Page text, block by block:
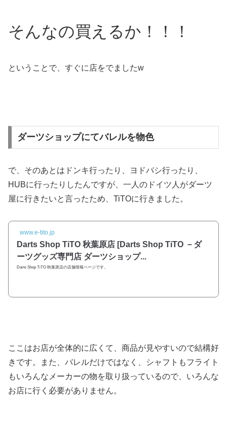
そんなの買えるか！！！
ということで、すぐに店をでましたw
ダーツショップにてバレルを物色
で、そのあとはドンキ行ったり、ヨドバシ行ったり、
HUBに行ったりしたんですが、一人のドイツ人がダーツ
屋に行きたいと言ったため、TiTOに行きました。
www.e-tito.jp
Darts Shop TiTO 秋葉原店 [Darts Shop TiTO －ダ
ーツグッズ専門店 ダーツショップ...
Darts Shop TiTO 秋葉原店の店舗情報ページです。
ここはお店が全体的に広くて、商品が見やすいので結構好
きです。また、バレルだけではなく、シャフトもフライト
もいろんなメーカーの物を取り扱っているので、いろんな
お店に行く必要がありません。